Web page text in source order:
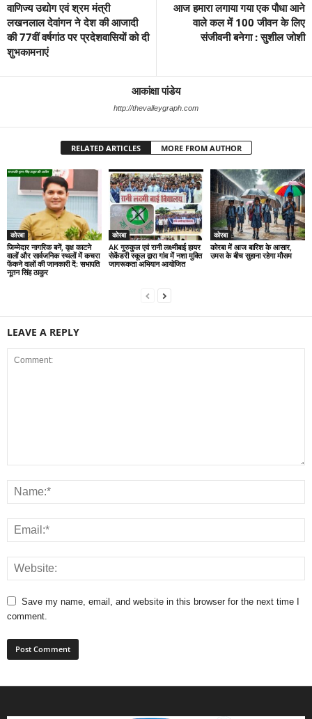
वाणिज्य उद्योग एवं श्रम मंत्री
लखनलाल देवांगन ने देश की आजादी
की 77वीं वर्षगांठ पर प्रदेशवासियों को दी
शुभकामनाएं
आज हमारा लगाया गया एक पौधा आने
वाले कल में 100 जीवन के लिए
संजीवनी बनेगा : सुशील जोशी
आकांक्षा पांडेय
http://thevalleygraph.com
RELATED ARTICLES MORE FROM AUTHOR
कोरबा
जिम्मेदार नागरिक बनें, वृक्ष काटने
वालों और सार्वजनिक स्थलों में कचरा
फेंकने वालों की जानकारी दें: सभापति
नूतन सिंह ठाकुर
कोरबा
AK गुरुकुल एवं रानी लक्ष्मीबाई हायर
सेकेंडरी स्कूल द्वारा गांव में नशा मुक्ति
जागरूकता अभियान आयोजित
कोरबा
कोरबा में आज बारिश के आसार,
उमस के बीच सुहाना रहेगा मौसम
LEAVE A REPLY
Save my name, email, and website in this browser for the next time I
comment.